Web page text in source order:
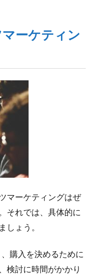
ーケティン
マーケティングはぜ
それでは、具体的に
しょう。
購入を決めるために
検討に時間がかかり